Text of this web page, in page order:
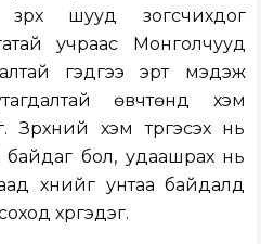
шууд зогсчихдог
учраас Монголчууд
гэдгээ эрт мэдэж
өвчтөнд хэм
Зүрхний хэм түргэсэх нь
байдаг бол, удаашрах нь
хүнийг унтаа байдалд
хүргэдэг.